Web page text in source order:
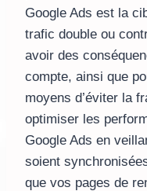
Google Ads est la
trafic double ou
avoir des
compte, ainsi que
moyens d’éviter la
optimiser les
Google Ads en
soient
que vos pages de